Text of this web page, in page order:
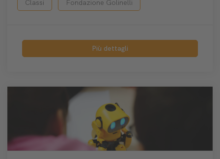
Classi Fondazione Golinelli
Più dettagli